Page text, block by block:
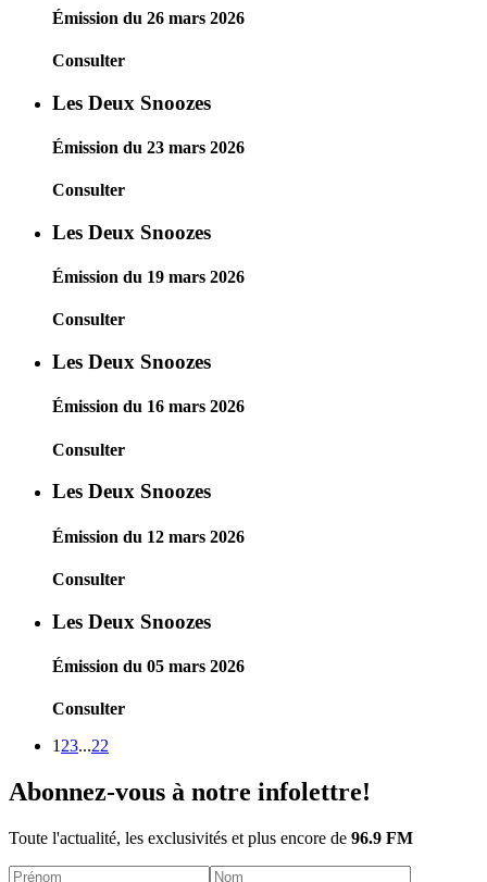
Émission du 26 mars 2026
Consulter
Les Deux Snoozes
Émission du 23 mars 2026
Consulter
Les Deux Snoozes
Émission du 19 mars 2026
Consulter
Les Deux Snoozes
Émission du 16 mars 2026
Consulter
Les Deux Snoozes
Émission du 12 mars 2026
Consulter
Les Deux Snoozes
Émission du 05 mars 2026
Consulter
1 23...22
Abonnez-vous à notre infolettre!
Toute l'actualité, les exclusivités et plus encore de 96.9 FM